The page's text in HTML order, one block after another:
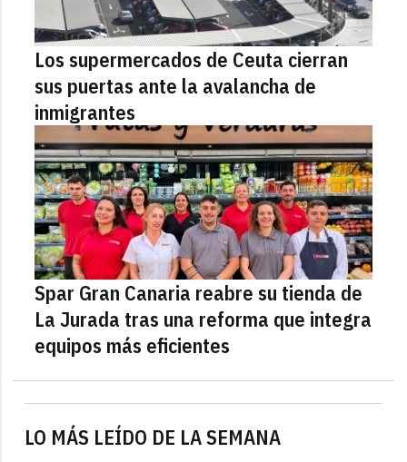
LO MÁS LEÍDO DE LA SEMANA
Los supermercados de Ceuta cierran
sus puertas ante la avalancha de
inmigrantes
Spar Gran Canaria reabre su tienda de
La Jurada tras una reforma que integra
equipos más eficientes